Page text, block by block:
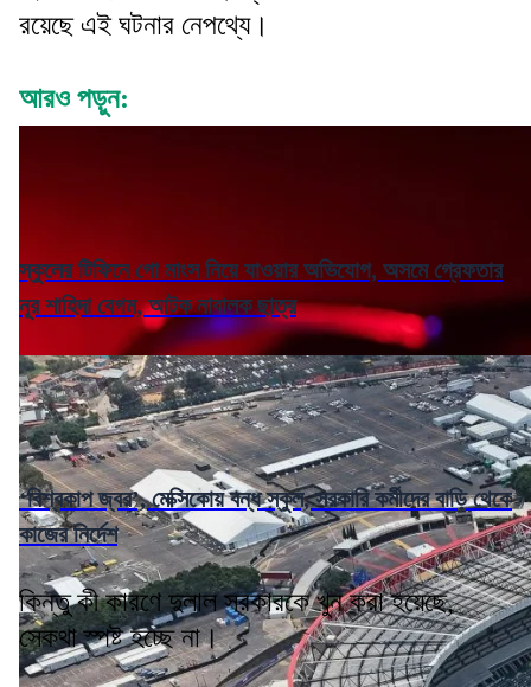
রয়েছে এই ঘটনার নেপথ্যে।
আরও পড়ুন:
স্কুলের টিফিনে গো মাংস নিয়ে যাওয়ার অভিযোগ, অসমে গ্রেফতার
নূর শাহিদা বেগম, আটক নাবালক ছাত্র
‘বিশ্বকাপ জ্বর’, মেক্সিকোয় বন্ধ স্কুল, সরকারি কর্মীদের বাড়ি থেকে
কাজের নির্দেশ
কিন্তু কী কারণে দুলাল সরকারকে খুন করা হয়েছে,
সেকথা স্পষ্ট হচ্ছে না।